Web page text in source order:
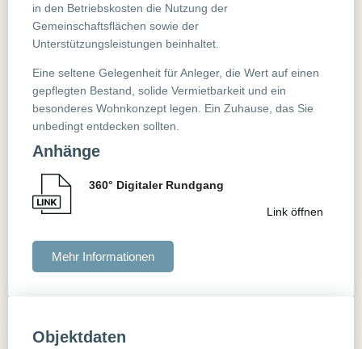
in den Betriebskosten die Nutzung der
Gemeinschaftsflächen sowie der
Unterstützungsleistungen beinhaltet.
Eine seltene Gelegenheit für Anleger, die Wert auf einen
gepflegten Bestand, solide Vermietbarkeit und ein
besonderes Wohnkonzept legen. Ein Zuhause, das Sie
unbedingt entdecken sollten.
Anhänge
360° Digitaler Rundgang
Link öffnen
Mehr Informationen
Objektdaten